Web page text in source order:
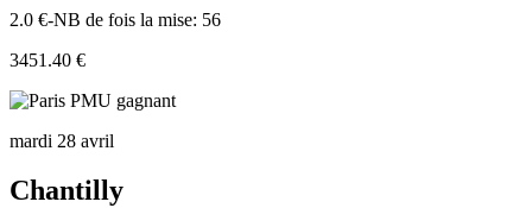
2.0 €-NB de fois la mise: 56
3451.40 €
mardi 28 avril
Chantilly